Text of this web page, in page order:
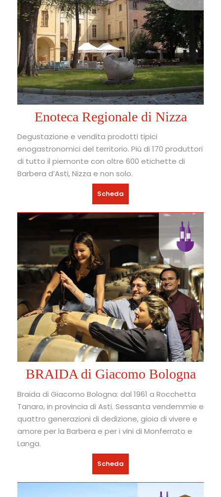
Enoteca Regionale di Nizza
Degustazione e vendita prodotti tipici
enogastronomici del territorio. Più di 170 produttori
di tutto il piemonte con oltre 600 etichette di
Barbera d’Asti, Nizza e non solo.
Scheda
BRAIDA di Giacomo Bologna
Braida di Giacomo Bologna: dal 1961 a Rocchetta
Tanaro, in provincia di Asti. Sessanta vendemmie e
quattro generazioni di dedizione, gioia di vivere e
amore per la Barbera e per i vini di Monferrato e
Langa.
Scheda